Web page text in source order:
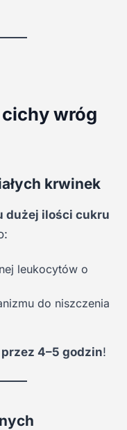
wróg
krwinek
dużej ilości cukru
leukocytów o
do niszczenia
4–5 godzin!